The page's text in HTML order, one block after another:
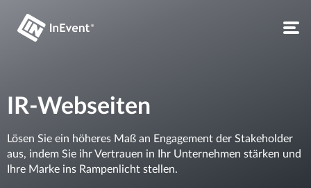
IR-Webseiten
Lösen Sie ein höheres Maß an Engagement der Stakeholder
aus, indem Sie ihr Vertrauen in Ihr Unternehmen stärken und
Ihre Marke ins Rampenlicht stellen.